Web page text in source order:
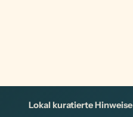
Lokal kuratierte Hinweise